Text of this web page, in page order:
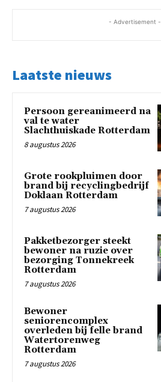
- Advertisement -
Laatste nieuws
Persoon gereanimeerd na
val te water
Slachthuiskade Rotterdam
8 augustus 2026
Grote rookpluimen door
brand bij recyclingbedrijf
Doklaan Rotterdam
7 augustus 2026
Pakketbezorger steekt
bewoner na ruzie over
bezorging Tonnekreek
Rotterdam
7 augustus 2026
Bewoner
seniorencomplex
overleden bij felle brand
Watertorenweg
Rotterdam
7 augustus 2026